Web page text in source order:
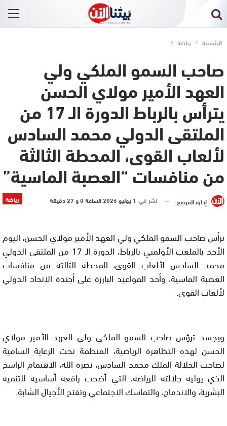
الرئيسية رياضة
صاحب السمو الملكي ولي
العهد الأمير مولاي الحسن
يترأس بالرباط الدورة الـ 17 من
الملتقى الدولي محمد السادس
لألعاب القوى، المحطة الثالثة
من منافسات “العصبة الماسية”
رياضة إدارة الموقع نشر في 1 يونيو 2026 الساعة 0 و 27 دقيقة
ترأس صاحب السمو الملكي ولي العهد الأمير مولاي الحسن، اليوم
الأحد بالملعب الأولمبي بالرباط، الدورة الـ 17 من الملتقى الدولي
محمد السادس لألعاب القوى، المحطة الثالثة من منافسات
العصبة الماسية، وأحد المواعيد البارزة على أجندة الاتحاد الدولي
لألعاب القوى.
ويجسد ترؤس صاحب السمو الملكي ولي العهد الأمير مولاي
الحسن لهذه التظاهرة الرياضية، المنظمة تحت الرعاية السامية
لصاحب الجلالة الملك محمد السادس، نصره الله، الاهتمام الراسخ
الذي يوليه جلالته للرياضة، التي أضحت رافعة أساسية للتنمية
البشرية، والاندماج، والتماسك الاجتماعي وتفتح الأجيال الشابة.